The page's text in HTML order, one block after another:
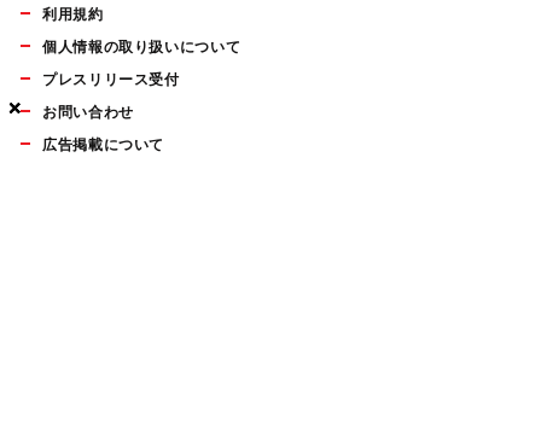
×
×
×
利用規約
個人情報の取り扱いについて
プレスリリース受付
お問い合わせ
広告掲載について